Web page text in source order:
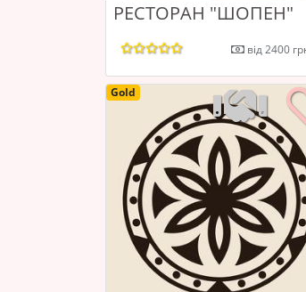
РЕСТОРАН "ШОПЕН"
від 2400
Gold